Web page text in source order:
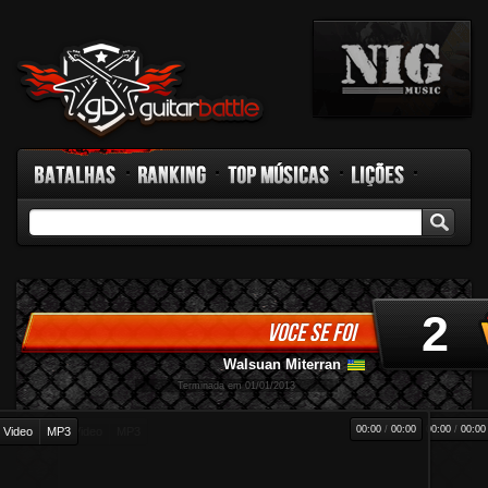
GB TV
Rádio Fórum Facebook
VOCE SE FOI 2
-
Walsuan Miterran
Terminada em 01/01/2013
00:00 / 00:00
Video MP3 00:00 / 00:00